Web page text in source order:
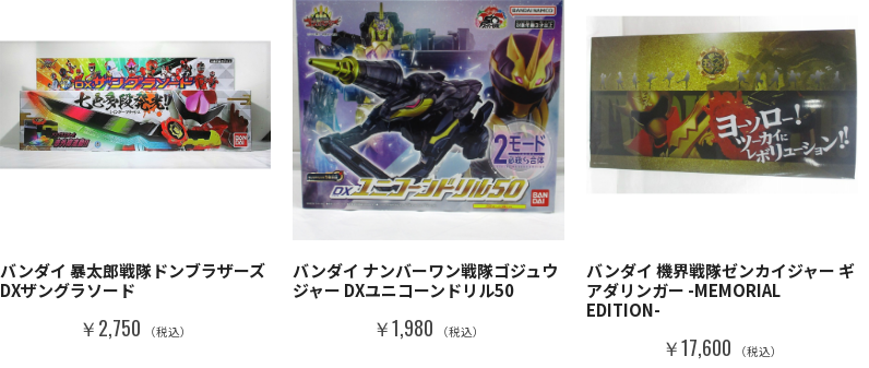
バンダイ 暴太郎戦隊ドンブラザーズ
DXザングラソード
￥2,750 （税込）
バンダイ ナンバーワン戦隊ゴジュウ
ジャー DXユニコーンドリル50
￥1,980 （税込）
バンダイ 機界戦隊ゼンカイジャー ギ
アダリンガー -MEMORIAL
EDITION-
￥17,600 （税込）